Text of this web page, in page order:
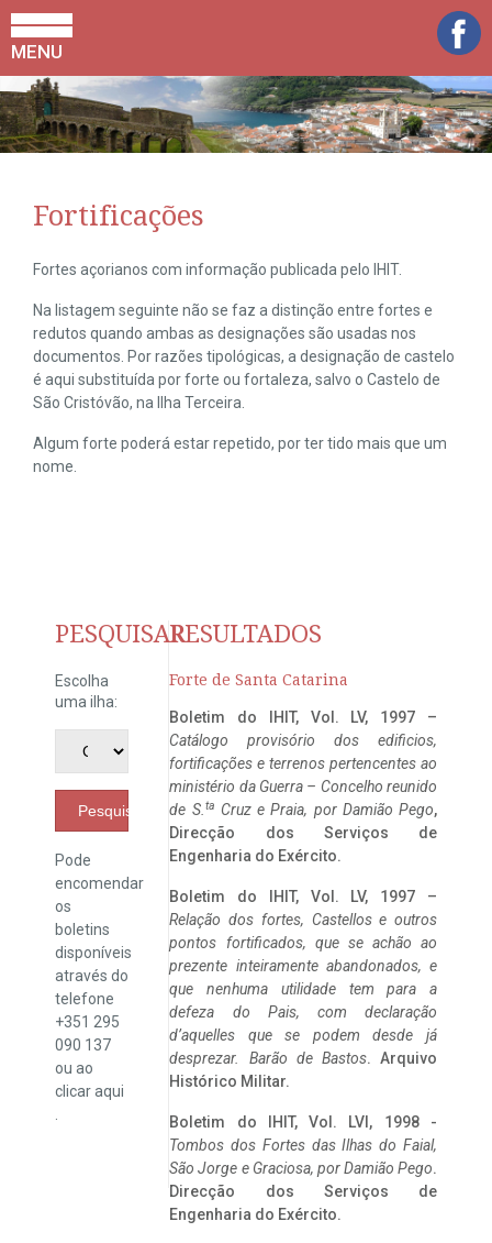
MENU
Fortificações
Fortes açorianos com informação publicada pelo IHIT.
Na listagem seguinte não se faz a distinção entre fortes e
redutos quando ambas as designações são usadas nos
documentos. Por razões tipológicas, a designação de castelo
é aqui substituída por forte ou fortaleza, salvo o Castelo de
São Cristóvão, na Ilha Terceira.
Algum forte poderá estar repetido, por ter tido mais que um
nome.
PESQUISAR
Escolha
uma ilha:
Pesquisar
Pode
encomendar
os
boletins
disponíveis
através do
telefone
+351 295
090 137
ou ao
clicaraqui
RESULTADOS
Forte de Santa Catarina
Boletim do IHIT, Vol. LV, 1997 –
Catálogo provisório dos edificios,
fortificações e terrenos pertencentes ao
ministério da Guerra – Concelho reunido
de S. ta Cruz e Praia, por Damião Pego,
Direcção dos Serviços de
Engenharia do Exército.
Boletim do IHIT, Vol. LV, 1997 –
Relação dos fortes, Castellos e outros
pontos fortificados, que se achão ao
prezente inteiramente abandonados, e
que nenhuma utilidade tem para a
defeza do Pais, com declaração
d’aquelles que se podem desde já
desprezar. Barão de Bastos. Arquivo
Histórico Militar.
Boletim do IHIT, Vol. LVI, 1998 -
Tombos dos Fortes das Ilhas do Faial,
São Jorge e Graciosa, por Damião Pego.
Direcção dos Serviços de
Engenharia do Exército.